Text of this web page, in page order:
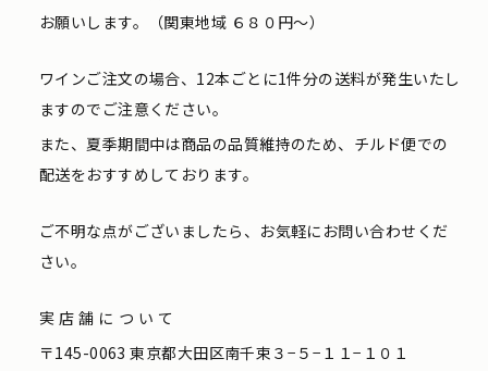
お願いします。（関東地域 ６８０円〜）
ワインご注文の場合、12本ごとに1件分の送料が発生いたし
ますのでご注意ください。
また、夏季期間中は商品の品質維持のため、チルド便での
配送をおすすめしております。
ご不明な点がございましたら、お気軽にお問い合わせくだ
さい。
実店舗について
〒145-0063 東京都大田区南千束３−５−１１−１０１